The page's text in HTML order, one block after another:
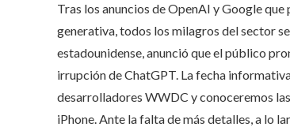
Tras los anuncios de OpenAI y Google
generativa, todos los milagros del sector
estadounidense, anunció que el público
irrupción de ChatGPT. La fecha
desarrolladores WWDC y conoceremos
iPhone. Ante la falta de más detalles, a lo